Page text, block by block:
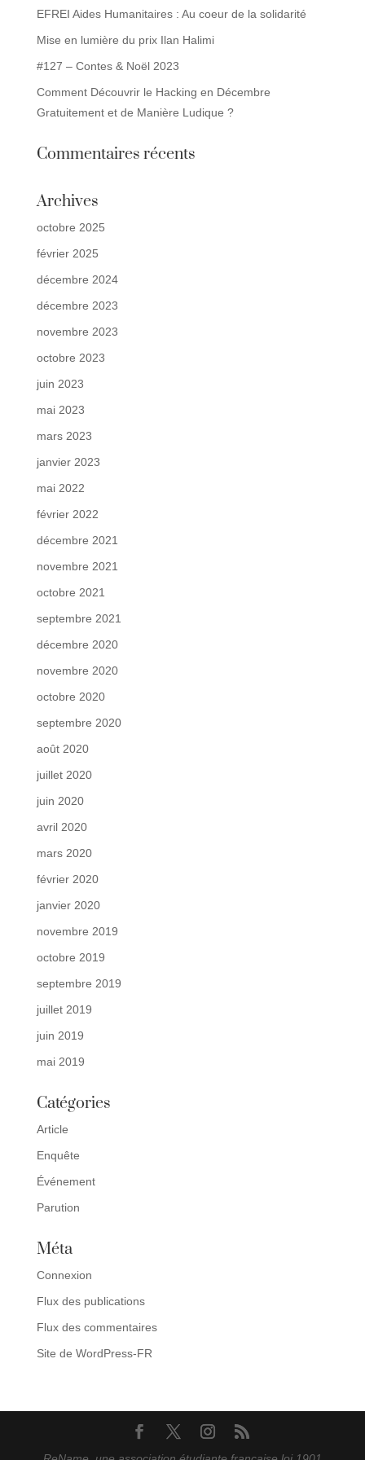
EFREI Aides Humanitaires : Au coeur de la solidarité
Mise en lumière du prix Ilan Halimi
#127 – Contes & Noël 2023
Comment Découvrir le Hacking en Décembre
Gratuitement et de Manière Ludique ?
Commentaires récents
Archives
octobre 2025
février 2025
décembre 2024
décembre 2023
novembre 2023
octobre 2023
juin 2023
mai 2023
mars 2023
janvier 2023
mai 2022
février 2022
décembre 2021
novembre 2021
octobre 2021
septembre 2021
décembre 2020
novembre 2020
octobre 2020
septembre 2020
août 2020
juillet 2020
juin 2020
avril 2020
mars 2020
février 2020
janvier 2020
novembre 2019
octobre 2019
septembre 2019
juillet 2019
juin 2019
mai 2019
Catégories
Article
Enquête
Événement
Parution
Méta
Connexion
Flux des publications
Flux des commentaires
Site de WordPress-FR